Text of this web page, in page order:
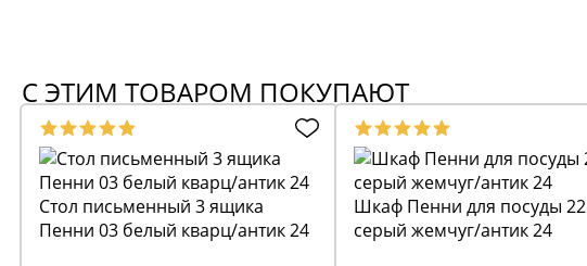
С ЭТИМ ТОВАРОМ ПОКУПАЮТ
Стол письменный 3 ящика
Пенни 03 белый кварц/антик 24
Шкаф Пенни для посуды 22
серый жемчуг/антик 24